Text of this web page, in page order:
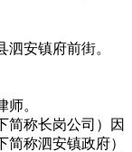
安镇府前街。
。
简称长岗公司）因
称泗安镇政府）